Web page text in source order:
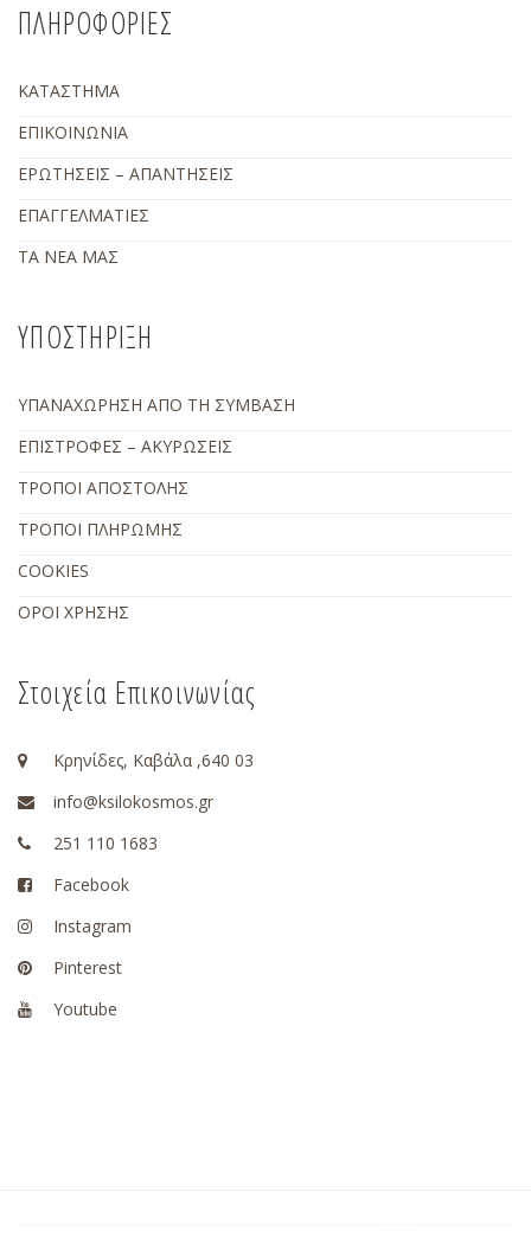
ΠΛΗΡΟΦΟΡΙΕΣ
ΚΑΤΑΣΤΗΜΑ
ΕΠΙΚΟΙΝΩΝΙΑ
ΕΡΩΤΗΣΕΙΣ – ΑΠΑΝΤΗΣΕΙΣ
ΕΠΑΓΓΕΛΜΑΤΙΕΣ
ΤΑ ΝΕΑ ΜΑΣ
ΥΠΟΣΤΗΡΙΞΗ
ΥΠΑΝΑΧΩΡΗΣΗ ΑΠΟ ΤΗ ΣΥΜΒΑΣΗ
ΕΠΙΣΤΡΟΦΕΣ – ΑΚΥΡΩΣΕΙΣ
ΤΡΟΠΟΙ ΑΠΟΣΤΟΛΗΣ
ΤΡΟΠΟΙ ΠΛΗΡΩΜΗΣ
COOKIES
ΟΡΟΙ ΧΡΗΣΗΣ
Στοιχεία Επικοινωνίας
Κρηνίδες, Καβάλα ,640 03
info@ksilokosmos.gr
251 110 1683
Facebook
Instagram
Pinterest
Youtube